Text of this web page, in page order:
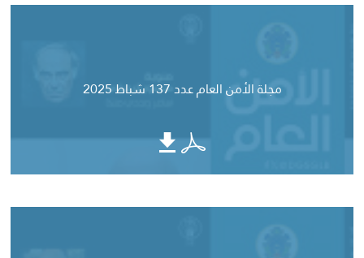
مجلة الأمن العام عدد 137 شباط 2025